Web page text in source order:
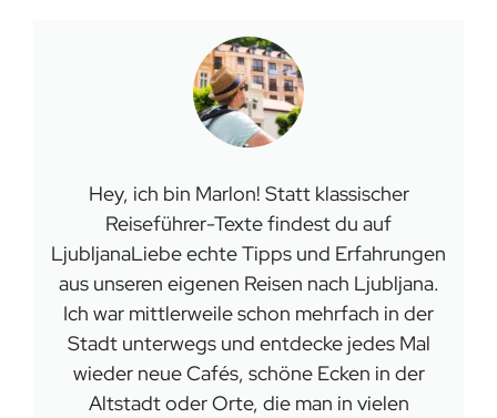
Hey, ich bin Marlon! Statt klassischer
Reiseführer-Texte findest du auf
LjubljanaLiebe echte Tipps und Erfahrungen
aus unseren eigenen Reisen nach Ljubljana.
Ich war mittlerweile schon mehrfach in der
Stadt unterwegs und entdecke jedes Mal
wieder neue Cafés, schöne Ecken in der
Altstadt oder Orte, die man in vielen